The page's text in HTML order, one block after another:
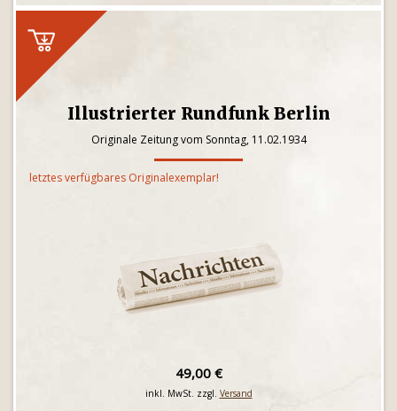
Illustrierter Rundfunk Berlin
Originale Zeitung vom Sonntag, 11.02.1934
letztes verfügbares Originalexemplar!
49,00 €
inkl. MwSt. zzgl. Versand